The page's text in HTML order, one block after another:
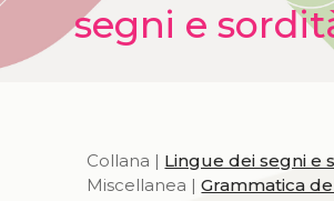
segni e
Collana | Lingue dei segni e
Miscellanea |Grammatica